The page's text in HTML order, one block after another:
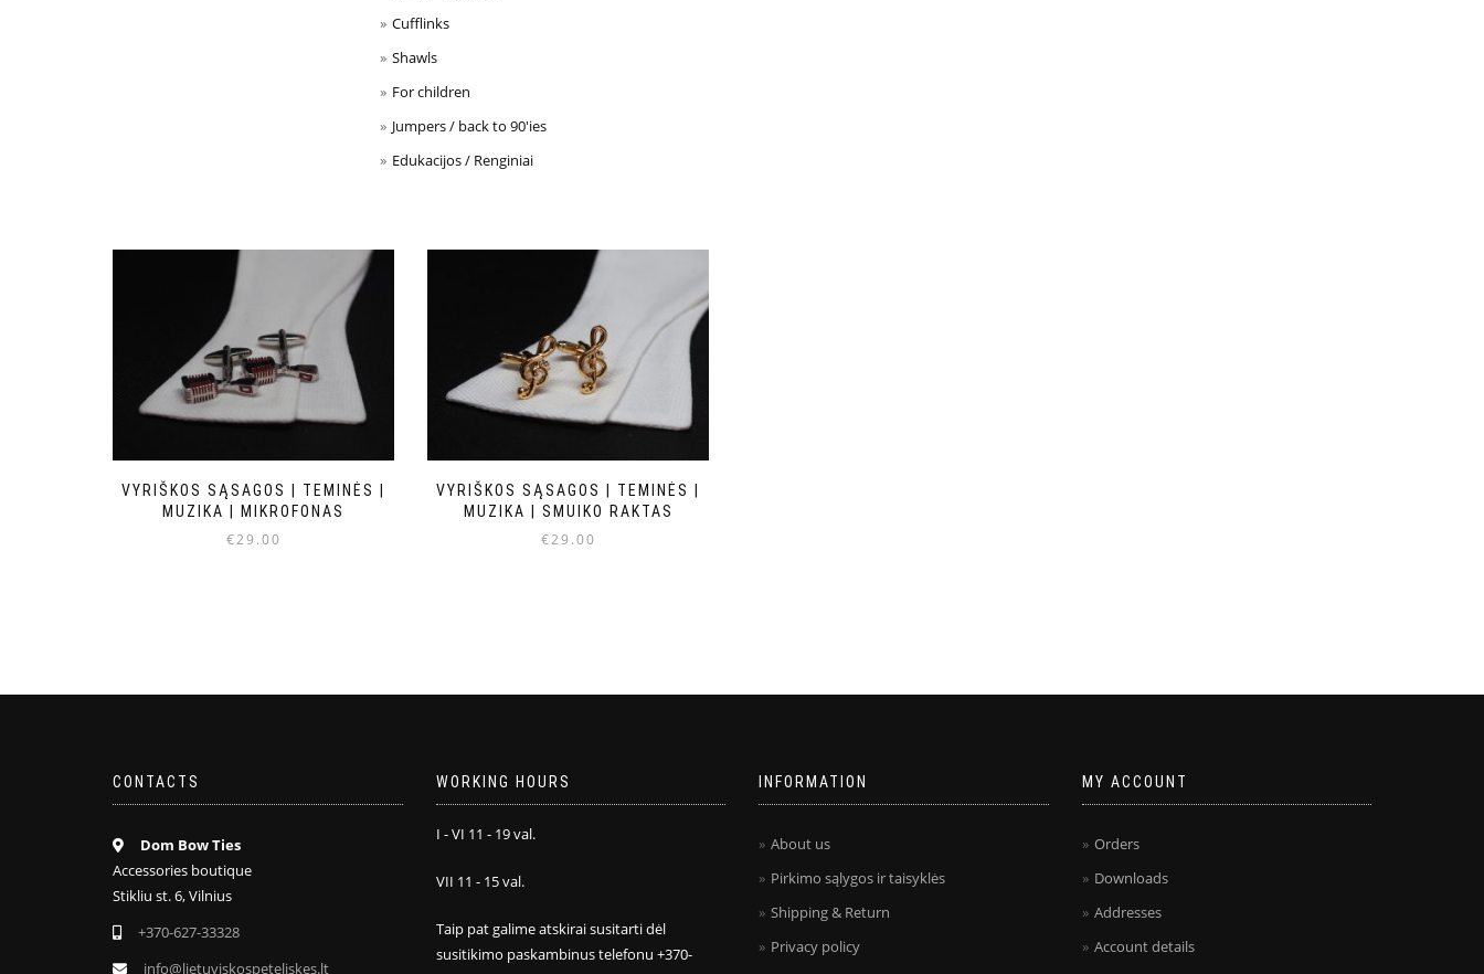
Cufflinks
Shawls
For children
Jumpers / back to 90'ies
Edukacijos / Renginiai
VYRIŠKOS SĄSAGOS | TEMINĖS |
MUZIKA | MIKROFONAS
€29.00
VYRIŠKOS SĄSAGOS | TEMINĖS |
MUZIKA | SMUIKO RAKTAS
€29.00
CONTACTS
Dom Bow Ties
Accessories boutique
Stikliu st. 6, Vilnius
+370-627-33328
info@lietuviskospeteliskes.lt
WORKING HOURS
I - VI 11 - 19 val.
VII 11 - 15 val.
Taip pat galime atskirai susitarti dėl
susitikimo paskambinus telefonu +370-
INFORMATION
About us
Pirkimo sąlygos ir taisyklės
Shipping & Return
Privacy policy
MY ACCOUNT
Orders
Downloads
Addresses
Account details